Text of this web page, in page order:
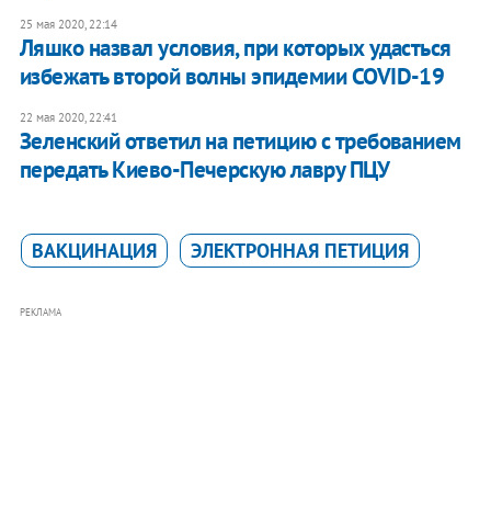
25 мая 2020, 22:14
Ляшко назвал условия, при которых удасться
избежать второй волны эпидемии COVID-19
22 мая 2020, 22:41
Зеленский ответил на петицию с требованием
передать Киево-Печерскую лавру ПЦУ
ВАКЦИНАЦИЯ ЭЛЕКТРОННАЯ ПЕТИЦИЯ
РЕКЛАМА